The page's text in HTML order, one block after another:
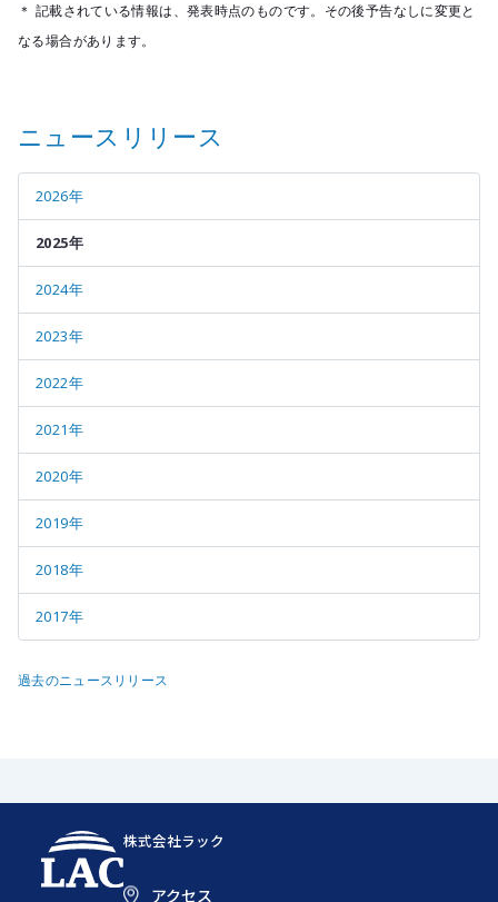
＊ 記載されている情報は、発表時点のものです。その後予告なしに変更と
なる場合があります。
ニュースリリース
2026年
2025年
2024年
2023年
2022年
2021年
2020年
2019年
2018年
2017年
過去のニュースリリース
株式会社ラック
アクセス